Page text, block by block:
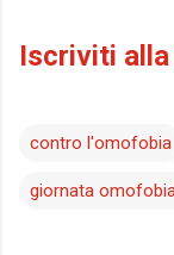
Iscriviti
contro l'omofobia
giornata